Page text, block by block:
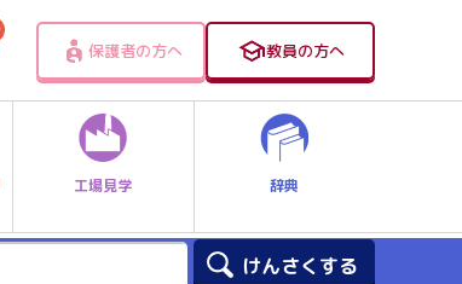
保護者の方へ 教員の方へ
工場見学 辞典